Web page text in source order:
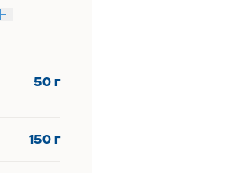
50 г
150 г